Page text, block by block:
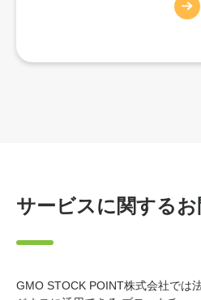
サービスに関する
GMO STOCK POINT株式会社では